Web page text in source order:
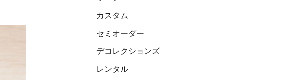
カスタム
セミオーダー
デコレクションズ
レンタル